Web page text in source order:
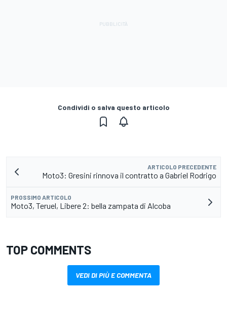
Condividi o salva questo articolo
ARTICOLO PRECEDENTE
Moto3: Gresini rinnova il contratto a Gabriel Rodrigo
PROSSIMO ARTICOLO
Moto3, Teruel, Libere 2: bella zampata di Alcoba
TOP COMMENTS
VEDI DI PIÙ E COMMENTA